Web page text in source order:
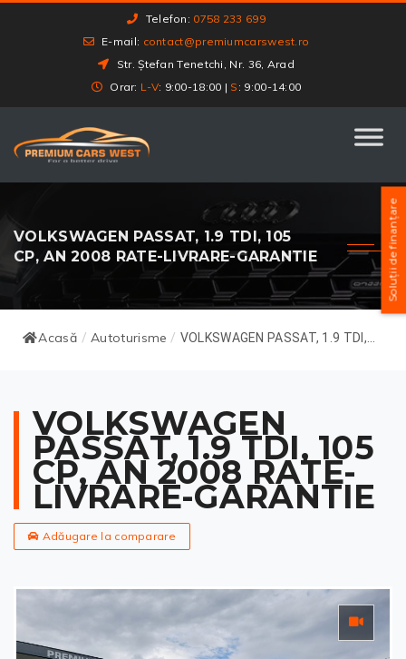
Telefon: 0758 233 699
E-mail: contact@premiumcarswest.ro
Str. Ștefan Tenetchi, Nr. 36, Arad
Orar: L-V: 9:00-18:00 | S : 9:00-14:00
VOLKSWAGEN PASSAT, 1.9 TDI, 105
CP, AN 2008 RATE-LIVRARE-GARANTIE
Acasă / Autoturisme / VOLKSWAGEN PASSAT, 1.9 TDI,...
VOLKSWAGEN
PASSAT, 1.9 TDI, 105
CP, AN 2008 RATE-
LIVRARE-GARANTIE
Adăugare la comparare
Soluții de finanțare